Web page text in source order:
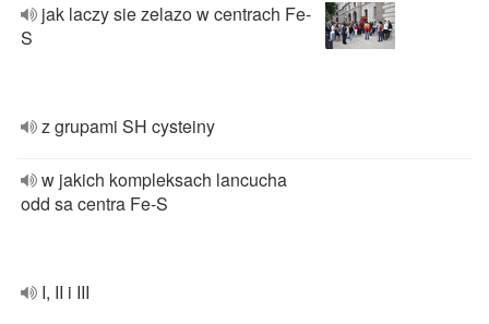
jak laczy sie zelazo w centrach Fe-
S
z grupami SH cysteiny
w jakich kompleksach lancucha
odd sa centra Fe-S
I, II i III